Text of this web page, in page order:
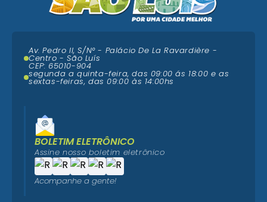
Av. Pedro II, S/N° - Palácio De La Ravardière -
Centro - São Luís
CEP: 65010-904
segunda a quinta-feira, das 09:00 ás 18:00 e as
sextas-feiras, das 09:00 às 14:00hs
BOLETIM ELETRÔNICO
Assine nosso boletim eletrônico
Acompanhe a gente!